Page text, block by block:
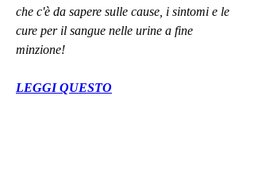
che c'è da sapere sulle cause, i sintomi e le
cure per il sangue nelle urine a fine
minzione!
LEGGI QUESTO